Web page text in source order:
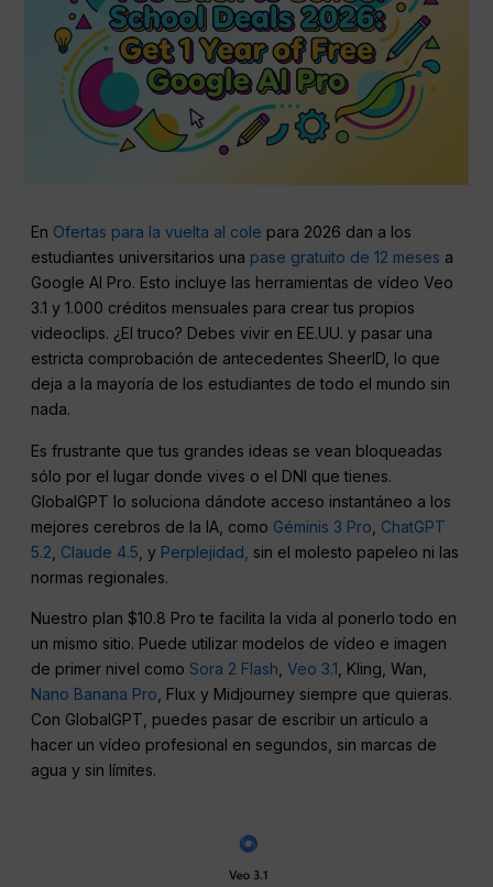
En Ofertas para la vuelta al cole para 2026 dan a los
estudiantes universitarios una pase gratuito de 12 meses a
Google AI Pro. Esto incluye las herramientas de vídeo Veo
3.1 y 1.000 créditos mensuales para crear tus propios
videoclips. ¿El truco? Debes vivir en EE.UU. y pasar una
estricta comprobación de antecedentes SheerID, lo que
deja a la mayoría de los estudiantes de todo el mundo sin
nada.
Es frustrante que tus grandes ideas se vean bloqueadas
sólo por el lugar donde vives o el DNI que tienes.
GlobalGPT lo soluciona dándote acceso instantáneo a los
mejores cerebros de la IA, como Géminis 3 Pro ChatGPT
5.2 Claude 4.5 , y Perplejidad, sin el molesto papeleo ni las
normas regionales.
Nuestro plan $10.8 Pro te facilita la vida al ponerlo todo en
un mismo sitio. Puede utilizar modelos de vídeo e imagen
de primer nivel comoSora 2 Flash ,Veo 3.1 , Kling, Wan,
Nano Banana Pro , Flux y Midjourney siempre que quieras.
Con GlobalGPT, puedes pasar de escribir un artículo a
hacer un vídeo profesional en segundos, sin marcas de
agua y sin límites.